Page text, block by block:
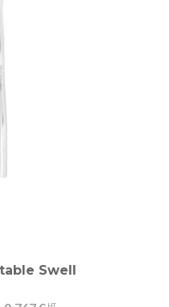
Swell